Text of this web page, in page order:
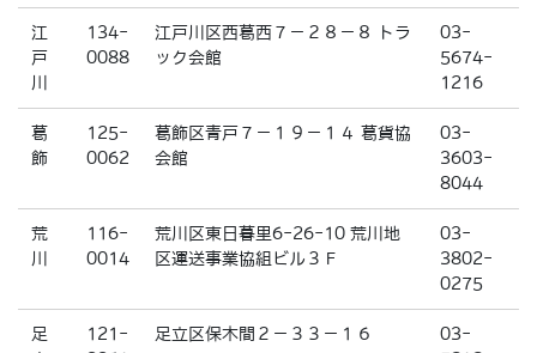
江
戸
川
134-
0088
江戸川区西葛西７－２８－８ トラ
ック会館
03-
5674-
1216
葛
飾
125-
0062
葛飾区青戸７－１９－１４ 葛貨協
会館
03-
3603-
8044
荒
川
116-
0014
荒川区東日暮里6-26-10 荒川地
区運送事業協組ビル３Ｆ
03-
3802-
0275
足
121-
足立区保木間２－３３－１６
03-